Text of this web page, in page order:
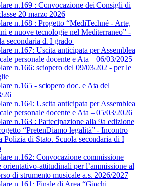
n.169 : Convocazione dei Consigli di
20 marzo 2026
n.168 : Progetto “MediTechné - Arte,
e nuove tecnologie nel Mediterraneo” -
secondaria di I grado
n.167: Uscita anticipata per Assemblea
personale docente e Ata – 06/03/2025
n.166: sciopero del 09/03/202 - per le
n.165 - sciopero doc. e Ata del
26
n.164: Uscita anticipata per Assemblea
personale docente e Ata – 05/03/2026
n.163 : Partecipazione alla 9a edizione
“PretenDiamo legalità” - Incontro
Polizia di Stato. Scuola secondaria di I
n.162: Convocazione commissione
orientativo-attitudinali per l’ammissione al
di strumento musicale a.s. 2026/2027
n.161: Finale di Area “Giochi